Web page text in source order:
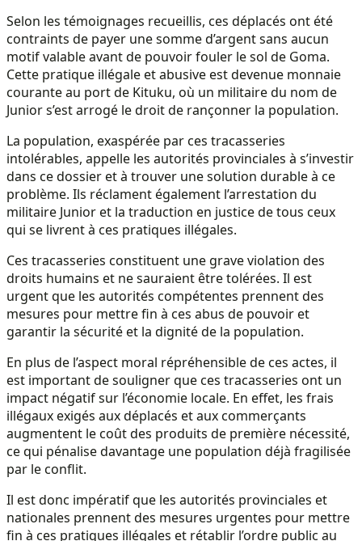
Selon les témoignages recueillis, ces déplacés ont été
contraints de payer une somme d’argent sans aucun
motif valable avant de pouvoir fouler le sol de Goma.
Cette pratique illégale et abusive est devenue monnaie
courante au port de Kituku, où un militaire du nom de
Junior s’est arrogé le droit de rançonner la population.
La population, exaspérée par ces tracasseries
intolérables, appelle les autorités provinciales à s’investir
dans ce dossier et à trouver une solution durable à ce
problème. Ils réclament également l’arrestation du
militaire Junior et la traduction en justice de tous ceux
qui se livrent à ces pratiques illégales.
Ces tracasseries constituent une grave violation des
droits humains et ne sauraient être tolérées. Il est
urgent que les autorités compétentes prennent des
mesures pour mettre fin à ces abus de pouvoir et
garantir la sécurité et la dignité de la population.
En plus de l’aspect moral répréhensible de ces actes, il
est important de souligner que ces tracasseries ont un
impact négatif sur l’économie locale. En effet, les frais
illégaux exigés aux déplacés et aux commerçants
augmentent le coût des produits de première nécessité,
ce qui pénalise davantage une population déjà fragilisée
par le conflit.
Il est donc impératif que les autorités provinciales et
nationales prennent des mesures urgentes pour mettre
fin à ces pratiques illégales et rétablir l’ordre public au